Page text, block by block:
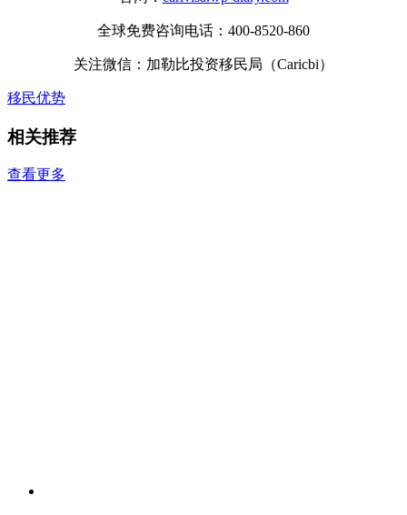
全球免费咨询电话：400-8520-860
关注微信：加勒比投资移民局（Caricbi）
移民优势
相关推荐
查看更多